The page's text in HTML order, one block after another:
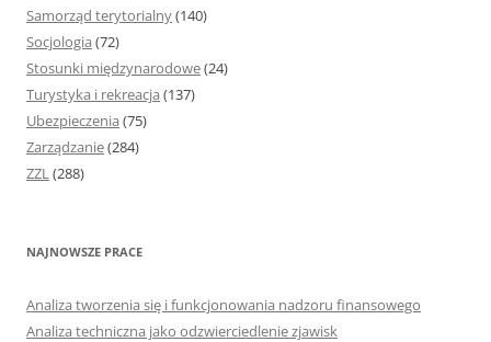
Samorząd terytorialny(140)
Socjologia (72)
Stosunki międzynarodowe(24)
Turystyka i rekreacja (137)
Ubezpieczenia (75)
Zarządzanie(284)
ZZL(288)
NAJNOWSZE PRACE
Analiza tworzenia się i funkcjonowania nadzoru finansowego
Analiza techniczna jako odzwierciedlenie zjawisk